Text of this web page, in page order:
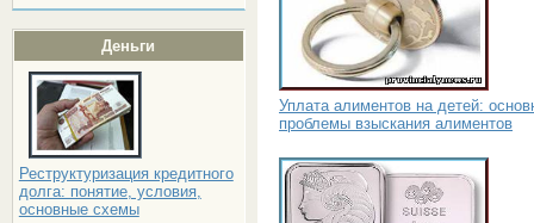
Деньги
Реструктуризация кредитного
долга: понятие, условия,
основные схемы
Уплата алиментов на детей:
проблемы взыскания алиментов